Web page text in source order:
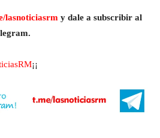
lasnoticiasrm y dale a subscribir al
¡¡